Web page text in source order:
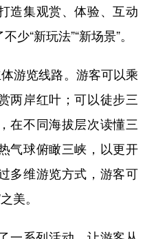
造集观赏、体验、互动
少“新玩法”“新场景”。
游览线路。游客可以乘
两岸红叶；可以徒步三
在不同海拔层次读懂三
气球俯瞰三峡，以更开
多维游览方式，游客可
美。